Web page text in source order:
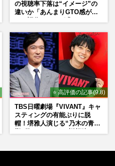
の視聴率下落は“イメージ”の
違いか「あんまりGTO感がな
⭐ 高評価の記事(9.8)
TBS日曜劇場『VIVANT』キャ
スティングの有能ぶりに脱
帽！堺雅人演じる“乃木の青年